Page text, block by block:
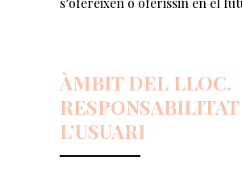
ÀMBIT DEL LLOC.
L’USUARI